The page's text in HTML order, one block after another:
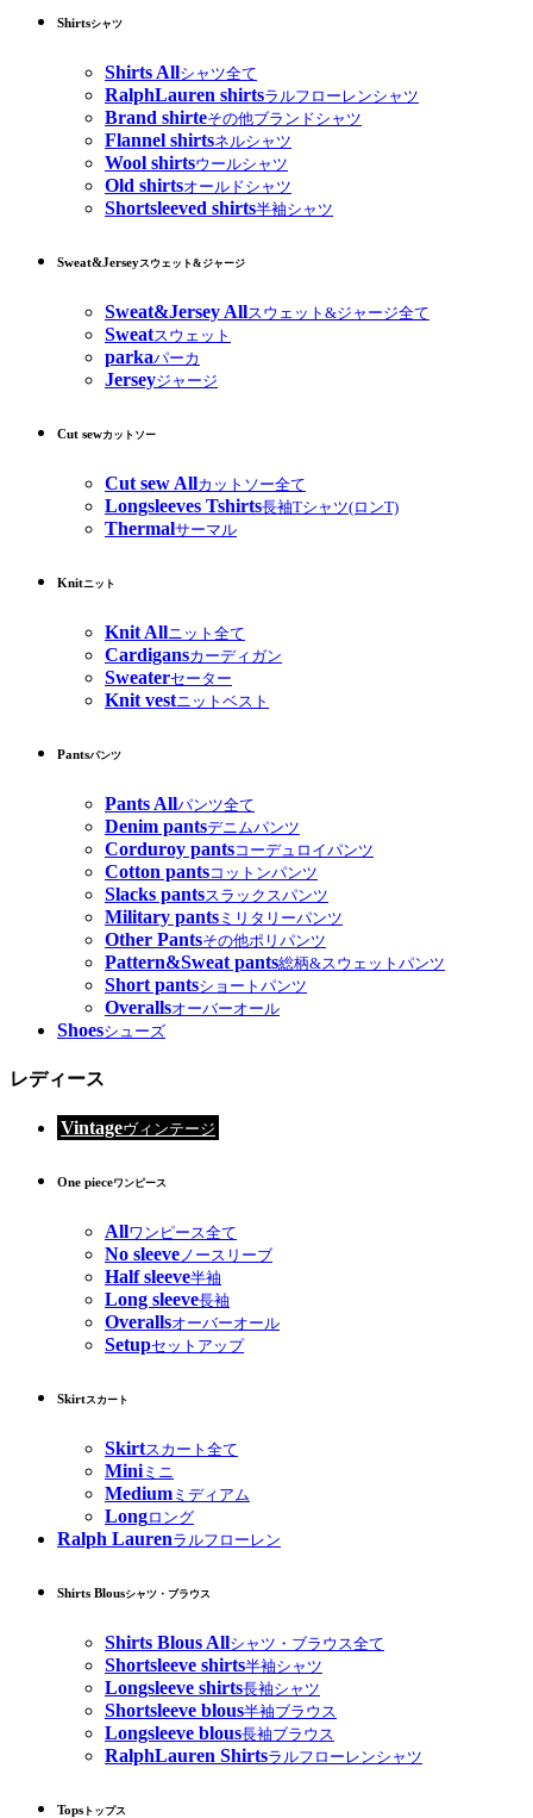
Shirtsシャツ
Shirts Allシャツ全て
RalphLauren shirtsラルフローレンシャツ
Brand shirteその他ブランドシャツ
Flannel shirtsネルシャツ
Wool shirtsウールシャツ
Old shirtsオールドシャツ
Shortsleeved shirts半袖シャツ
Sweat&Jerseyスウェット&ジャージ
Sweat&Jersey Allスウェット&ジャージ全て
Sweatスウェット
parkaパーカ
Jerseyジャージ
Cut sewカットソー
Cut sew Allカットソー全て
Longsleeves Tshirts長袖Tシャツ(ロンT)
Thermalサーマル
Knitニット
Knit Allニット全て
Cardigansカーディガン
Sweaterセーター
Knit vestニットベスト
Pantsパンツ
Pants Allパンツ全て
Denim pantsデニムパンツ
Corduroy pantsコーデュロイパンツ
Cotton pantsコットンパンツ
Slacks pantsスラックスパンツ
Military pants ミリタリーパンツ
Other Pantsその他ポリパンツ
Pattern&Sweat pants総柄&スウェットパンツ
Short pantsショートパンツ
Overallsオーバーオール
Shoesシューズ
レディース
Vintageヴィンテージ
One pieceワンピース
Allワンピース全て
No sleeveノースリーブ
Half sleeve半袖
Long sleeve長袖
Overallsオーバーオール
Setupセットアップ
Skirtスカート
Skirtスカート全て
Miniミニ
Medium ミディアム
Longロング
Ralph Laurenラルフローレン
Shirts Blousシャツ・ブラウス
Shirts Blous Allシャツ・ブラウス全て
Shortsleeve shirts半袖シャツ
Longsleeve shirts長袖シャツ
Shortsleeve blous半袖ブラウス
Longsleeve blous長袖ブラウス
RalphLauren Shirtsラルフローレンシャツ
Tops トップス